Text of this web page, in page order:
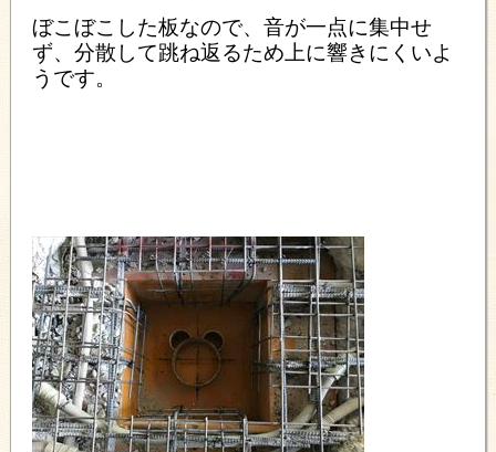
ぼこぼこした板なので、音が一点に集中せ
ず、分散して跳ね返るため上に響きにくいよ
うです。